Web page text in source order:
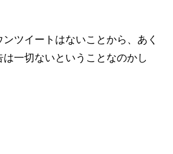
ツイートはないことから、あく
は一切ないということなのかし